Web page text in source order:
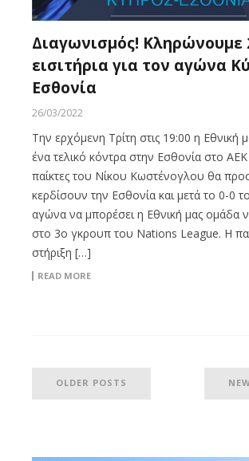
Διαγωνισμός! Κληρώνουμε
εισιτήρια για τον αγώνα
Εσθονία
26/03/2022
Την ερχόμενη Τρίτη στις 19:00 η Εθνική
ένα τελικό κόντρα στην Εσθονία στο
παίκτες του Νίκου Κωστένογλου θα
κερδίσουν την Εσθονία και μετά το 0-0
αγώνα να μπορέσει η Εθνική μας ομάδα
στο 3ο γκρουπ του Nations League. Η
στήριξη […]
READ MORE
OLDER POSTS